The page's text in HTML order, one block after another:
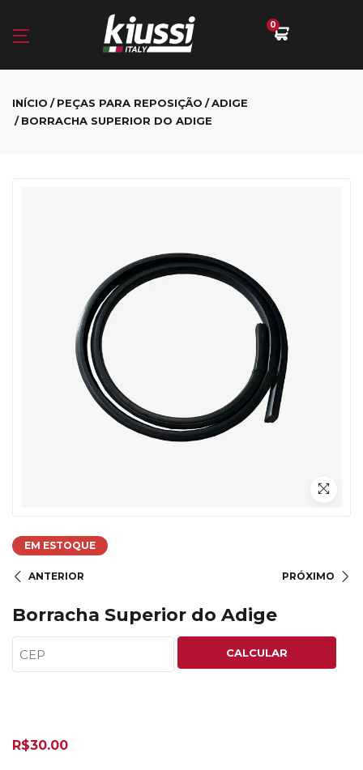
0
INÍCIO PEÇAS PARA REPOSIÇÃO
ADIGE
BORRACHA SUPERIOR DO ADIGE
EM ESTOQUE
ANTERIOR PRÓXIMO
Borracha Superior do Adige
CALCULAR
R$30.00